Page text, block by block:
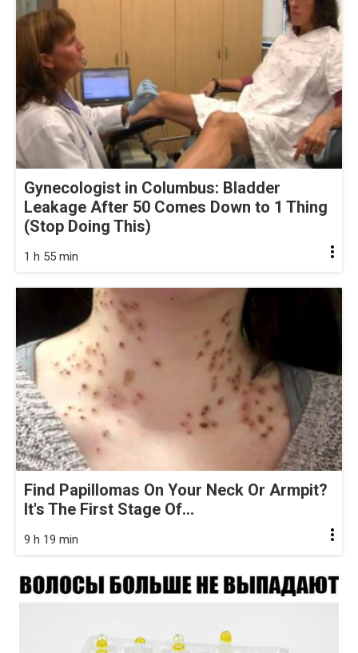
Gynecologist in Columbus: Bladder
Leakage After 50 Comes Down to 1 Thing
(Stop Doing This)
1 h 55 min
Find Papillomas On Your Neck Or Armpit?
It's The First Stage Of...
9 h 19 min